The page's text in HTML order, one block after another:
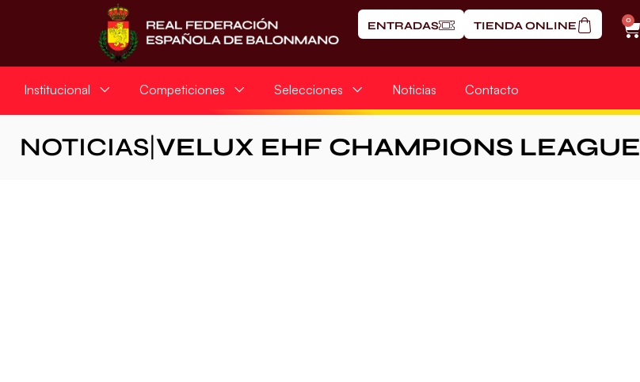
ENTRADAS TIENDA ONLINE 0
Institucional Competiciones Selecciones Noticias Contacto
NOTICIAS VELUX EHF CHAMPIONS LEAGUE